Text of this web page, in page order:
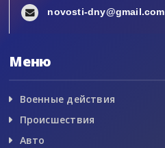
novosti-dny@gmail.com
Меню
Военные действия
Происшествия
Авто